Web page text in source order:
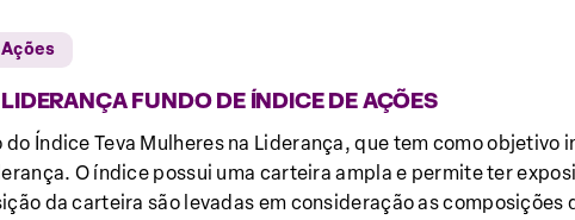
Ações
FUNDO DE ÍNDICE DE AÇÕES
do Índice Teva Mulheres na Liderança, que tem como
O índice possui uma carteira ampla e permite ter
da carteira são levadas em consideração as composições